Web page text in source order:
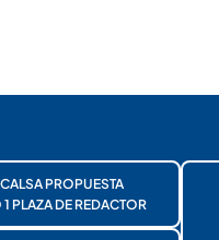
PROPUESTA
PLAZA DE REDACTOR